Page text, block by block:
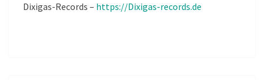
Dixigas-Records – https://Dixigas-records.de